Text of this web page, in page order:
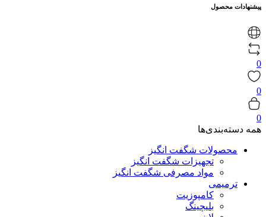
پیشنهادات محصول
0
0
0
همه دسته‌بندی‌ها
محصولات شگفت انگیز
تجهیزات شگفت انگیز
مواد مصرفی شگفت انگیز
ترمیمی
کامپوزیت
بلیچینگ